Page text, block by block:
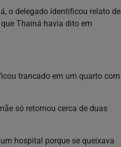
o delegado identificou relato de
Thainá havia dito em
trancado em um quarto com
só retornou cerca de duas
hospital porque se queixava